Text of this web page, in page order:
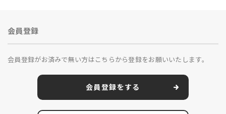
会員登録
会員登録がお済みで無い方はこちらから登録をお願いいたします。
会員登録をする